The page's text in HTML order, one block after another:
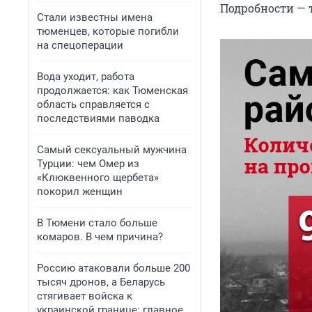
Стали известны имена
тюменцев, которые погибли
на спецоперации
Вода уходит, работа
продолжается: как Тюменская
область справляется с
последствиями паводка
Самый сексуальный мужчина
Турции: чем Омер из
«Клюквенного щербета»
покорил женщин
В Тюмени стало больше
комаров. В чем причина?
Россию атаковали больше 200
тысяч дронов, а Беларусь
стягивает войска к
Подробности —